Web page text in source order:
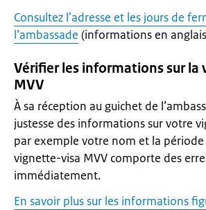
Consultez l’adresse et les jours de
l’ambassade (informations en
Vérifier les informations sur la
MVV
À sa réception au guichet de
justesse des informations sur votre
par exemple votre nom et la
vignette-visa MVV comporte des
immédiatement.
En savoir plus sur les informations